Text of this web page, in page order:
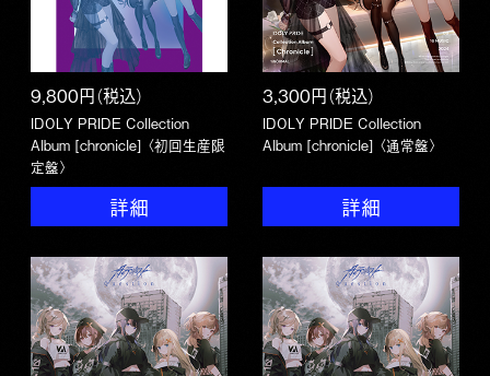
9,800円（税込）
IDOLY PRIDE Collection
Album [chronicle] 〈初回生産限
定盤〉
詳細
3,300円（税込）
IDOLY PRIDE Collection
Album [chronicle] 〈通常盤〉
詳細